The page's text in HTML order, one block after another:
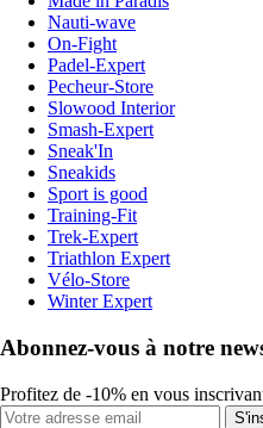
Nauti-wave
On-Fight
Padel-Expert
Pecheur-Store
Slowood Interior
Smash-Expert
Sneak'In
Sneakids
Sport is good
Training-Fit
Trek-Expert
Triathlon Expert
Vélo-Store
Winter Expert
Abonnez-vous à notre
Profitez de -10% en vous